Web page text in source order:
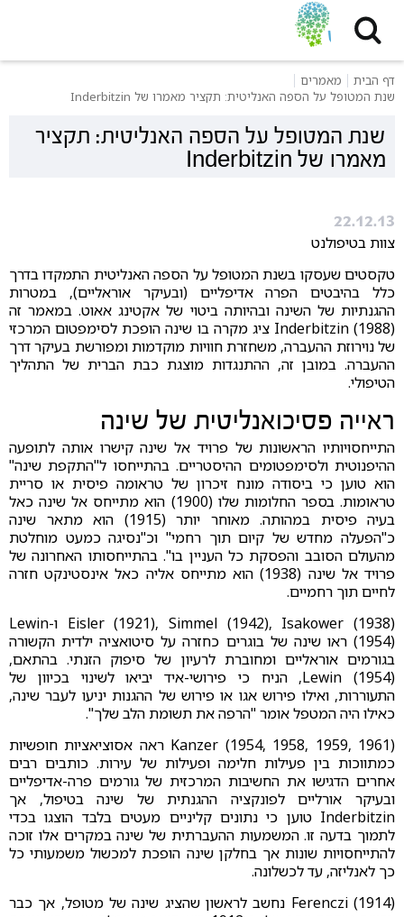
דף הבית
מאמרים
שנת המטופל על הספה האנליטית: תקציר מאמרו של Inderbitzin
שנת המטופל על הספה האנליטית: תקציר
מאמרו של Inderbitzin
22.12.13
צוות בטיפולנט
טקסטים שעסקו בשנת המטופל על הספה האנליטית התמקדו בדרך
כלל בהיבטים הפרה אדיפליים (ובעיקר אוראליים), במטרות
ההגנתיות של השינה ובהיותה ביטוי של אקטינג אאוט. במאמר זה
Inderbitzin (1988) ציג מקרה בו שינה הופכת לסימפטום המרכזי
של נוירוזת ההעברה, משחזרת חוויות מוקדמות ומפורשת בעיקר דרך
ההעברה. במובן זה, ההתנגדות מוצגת כבת הברית של התהליך
הטיפולי.
ראייה פסיכואנליטית של שינה
התייחסויותיו הראשונות של פרויד אל שינה קישרו אותה לתופעה
ההיפנוטית ולסימפטומים ההיסטריים. בהתייחסו ל"התקפת שינה"
הוא טוען כי ביסודה מונח זיכרון של טראומה פיסית או סריית
טראומות. בספר החלומות שלו (1900) הוא מתייחס אל שינה כאל
בעיה פיסית במהותה. מאוחר יותר (1915) הוא מתאר שינה
כ"הפעלה מחדש של קיום תוך רחמי" וכ"נסיגה כמעט מוחלטת
מהעולם הסובב והפסקת כל העניין בו". בהתייחסותו האחרונה של
פרויד אל שינה (1938) הוא מתייחס אליה כאל אינסטינקט חזרה
לחיים תוך רחמיים.
Eisler (1921), Simmel (1942), Isakower (1938) ו-Lewin
(1954) ראו שינה של בוגרים כחזרה על סיטואציה ילדית הקשורה
בגורמים אוראליים ומחוברת לרעיון של סיפוק הזנתי. בהתאם,
Lewin (1954), הניח כי פירושי-איד יביאו לשינוי בכיוון של
התעוררות, ואילו פירוש אגו או פירוש של ההגנות יניעו לעבר שינה,
כאילו היה המטפל אומר "הרפה את תשומת הלב שלך".
Kanzer (1954, 1958, 1959, 1961) ראה אסוציאציות חופשיות
כמתווכות בין פעילות חלימה ופעילות של עירות. כותבים רבים
אחרים הדגישו את החשיבות המרכזית של גורמים פרה-אדיפליים
ובעיקר אורליים לפונקציה ההגנתית של שינה בטיפול, אך
Inderbitzin טוען כי נתונים קליניים מעטים בלבד הוצגו בכדי
לתמוך בדעה זו. המשמעות ההעברתית של שינה במקרים אלו זוכה
להתייחסויות שונות אך בחלקן שינה הופכת למכשול משמעותי כל
כך לאנליזה, עד לכשלונה.
Ferenczi (1914) נחשב לראשון שהציג שינה של מטופל, אך כבר